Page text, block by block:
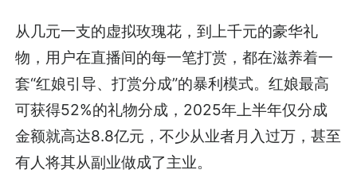
从几元一支的虚拟玫瑰花，到上千元的豪华礼
物，用户在直播间的每一笔打赏，都在滋养着一
套“红娘引导、打赏分成”的暴利模式。红娘最高
可获得52%的礼物分成，2025年上半年仅分成
金额就高达8.8亿元，不少从业者月入过万，甚至
有人将其从副业做成了主业。